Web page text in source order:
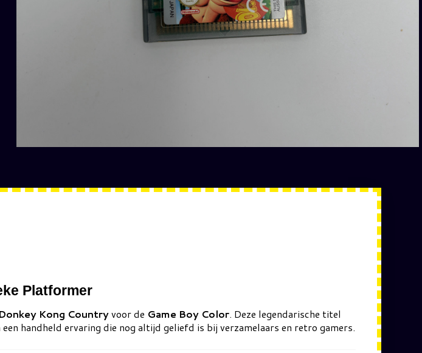
Platformer
Donkey Kong Countryvoor de Game Boy Color. Deze legendarische titel
handheld ervaring die nog altijd geliefd is bij verzamelaars en retro gamers.